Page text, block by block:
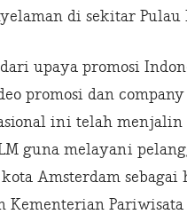
di sekitar Pulau
upaya promosi
promosi dan
ini telah menjalin
guna melayani
Amsterdam
Kementerian